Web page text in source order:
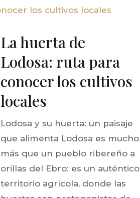
La huerta de
Lodosa: ruta para
conocer los cultivos
locales
Lodosa y su huerta: un paisaje
que alimenta Lodosa es mucho
más que un pueblo ribereño a
orillas del Ebro: es un auténtico
territorio agrícola, donde las